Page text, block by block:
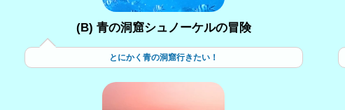
(B) 青の洞窟シュノーケルの冒険
とにかく青の洞窟行きたい！